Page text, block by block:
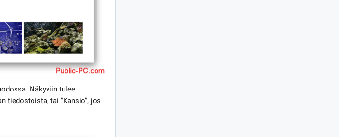
Näkyviin tulee
tiedostoista, tai ”Kansio”, jos